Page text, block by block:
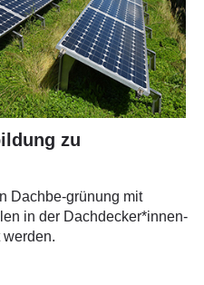
zu
Dachbe-grünung mit
in der Dachdecker*innen-